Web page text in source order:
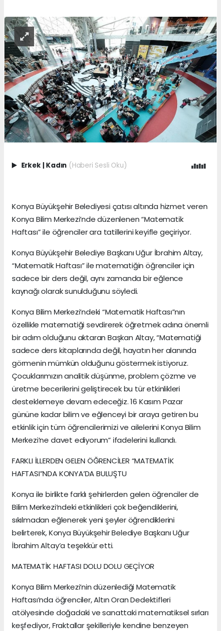
Erkek | Kadın (Haberi Sesli Oku)
Konya Büyükşehir Belediyesi çatısı altında hizmet veren
Konya Bilim Merkezi’nde düzenlenen “Matematik
Haftası” ile öğrenciler ara tatillerini keyifle geçiriyor.
Konya Büyükşehir Belediye Başkanı Uğur İbrahim Altay,
“Matematik Haftası” ile matematiğin öğrenciler için
sadece bir ders değil, aynı zamanda bir eğlence
kaynağı olarak sunulduğunu söyledi.
Konya Bilim Merkezi’ndeki “Matematik Haftası”nın
özellikle matematiği sevdirerek öğretmek adına önemli
bir adım olduğunu aktaran Başkan Altay, “Matematiği
sadece ders kitaplarında değil, hayatın her alanında
görmenin mümkün olduğunu göstermek istiyoruz.
Çocuklarımızın analitik düşünme, problem çözme ve
üretme becerilerini geliştirecek bu tür etkinlikleri
desteklemeye devam edeceğiz. 16 Kasım Pazar
gününe kadar bilim ve eğlenceyi bir araya getiren bu
etkinlik için tüm öğrencilerimizi ve ailelerini Konya Bilim
Merkezi’ne davet ediyorum” ifadelerini kullandı.
FARKLI İLLERDEN GELEN ÖĞRENCİLER “MATEMATİK
HAFTASI”NDA KONYA’DA BULUŞTU
Konya ile birlikte farklı şehirlerden gelen öğrenciler de
Bilim Merkezi’ndeki etkinlikleri çok beğendiklerini,
sıkılmadan eğlenerek yeni şeyler öğrendiklerini
belirterek, Konya Büyükşehir Belediye Başkanı Uğur
İbrahim Altay’a teşekkür etti.
MATEMATİK HAFTASI DOLU DOLU GEÇİYOR
Konya Bilim Merkezi’nin düzenlediği Matematik
Haftası’nda öğrenciler, Altın Oran Dedektifleri
atölyesinde doğadaki ve sanattaki matematiksel sırları
keşfediyor, Fraktallar şekilleriyle kendine benzeyen